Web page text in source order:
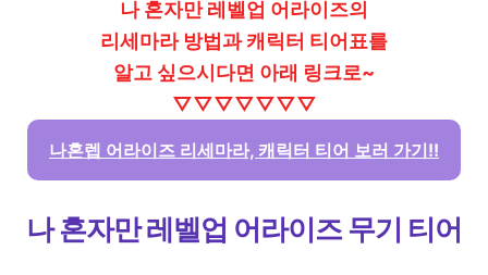
나 혼자만 레벨업 어라이즈의
리세마라 방법과 캐릭터 티어표를
알고 싶으시다면 아래 링크로~
▽▽▽▽▽▽▽
나혼렙 어라이즈 리세마라, 캐릭터 티어 보러 가기!!
나 혼자만 레벨업 어라이즈 무기 티어